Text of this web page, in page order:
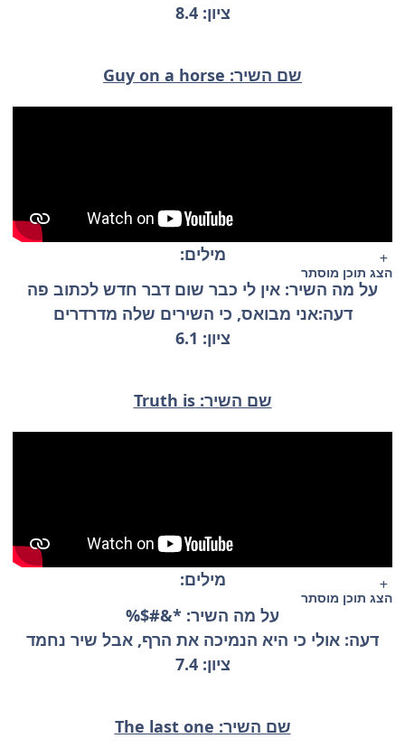
ציון: 8.4
שם השיר: Guy on a horse
מילים:
הצג תוכן מוסתר
על מה השיר: אין לי כבר שום דבר חדש לכתוב פה
דעה:אני מבואס, כי השירים שלה מדרדרים
ציון: 6.1
שם השיר: Truth is
מילים:
הצג תוכן מוסתר
על מה השיר: *&#$%
דעה: אולי כי היא הנמיכה את הרף, אבל שיר נחמד
ציון: 7.4
שם השיר: The last one